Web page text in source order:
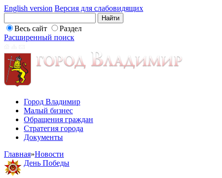
English version Версия для слабовидящих
Весь сайт
Раздел
Расширенный поиск
Город Владимир
Малый бизнес
Обращения граждан
Стратегия города
Документы
Главная»Новости
День Победы